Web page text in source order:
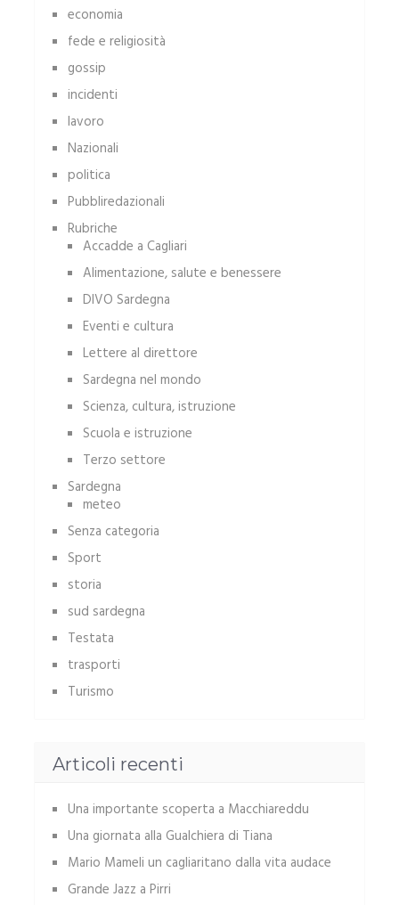
economia
fede e religiosità
gossip
incidenti
lavoro
Nazionali
politica
Pubbliredazionali
Rubriche
Accadde a Cagliari
Alimentazione, salute e benessere
DIVO Sardegna
Eventi e cultura
Lettere al direttore
Sardegna nel mondo
Scienza, cultura, istruzione
Scuola e istruzione
Terzo settore
Sardegna
meteo
Senza categoria
Sport
storia
sud sardegna
Testata
trasporti
Turismo
Articoli recenti
Una importante scoperta a Macchiareddu
Una giornata alla Gualchiera di Tiana
Mario Mameli un cagliaritano dalla vita audace
Grande Jazz a Pirri